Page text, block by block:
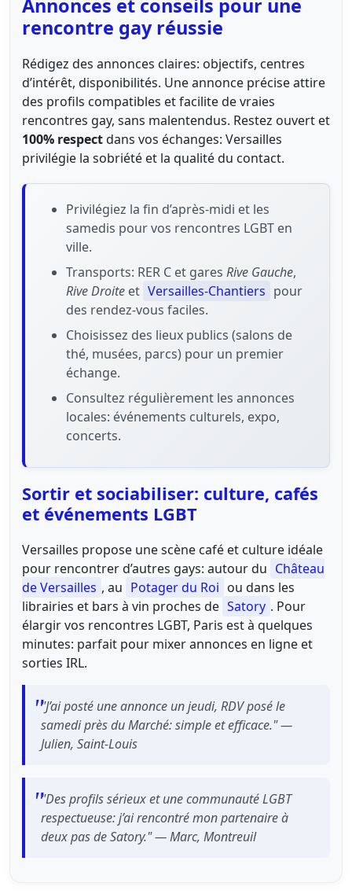
Annonces et conseils pour une
rencontre gay réussie
Rédigez des annonces claires: objectifs, centres
d’intérêt, disponibilités. Une annonce précise attire
des profils compatibles et facilite de vraies
rencontres gay, sans malentendus. Restez ouvert et
100% respectdans vos échanges: Versailles
privilégie la sobriété et la qualité du contact.
Privilégiez la fin d’après-midi et les
samedis pour vos rencontres LGBT en
ville.
Transports: RER C et gares Rive Gauche,
Rive Droite et Versailles-Chantiers pour
des rendez-vous faciles.
Choisissez des lieux publics (salons de
thé, musées, parcs) pour un premier
échange.
Consultez régulièrement les annonces
locales: événements culturels, expo,
concerts.
Sortir et sociabiliser: culture, cafés
et événements LGBT
Versailles propose une scène café et culture idéale
pour rencontrer d’autres gays: autour du Château
de Versailles , au Potager du Roi ou dans les
librairies et bars à vin proches de Satory . Pour
élargir vos rencontres LGBT, Paris est à quelques
minutes: parfait pour mixer annonces en ligne et
sorties IRL.
"J’ai posté une annonce un jeudi, RDV posé le
samedi près du Marché: simple et efficace." —
Julien, Saint-Louis
"Des profils sérieux et une communauté LGBT
respectueuse: j’ai rencontré mon partenaire à
deux pas de Satory." — Marc, Montreuil